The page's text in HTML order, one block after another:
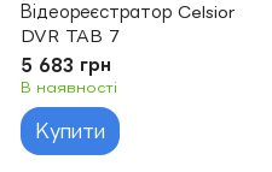
Відеореєстратор Celsior
DVR TAB 7
5 683 грн
В наявності
Купити